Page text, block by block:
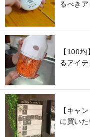
るべき
【100
るアイ
【キャ
に買い